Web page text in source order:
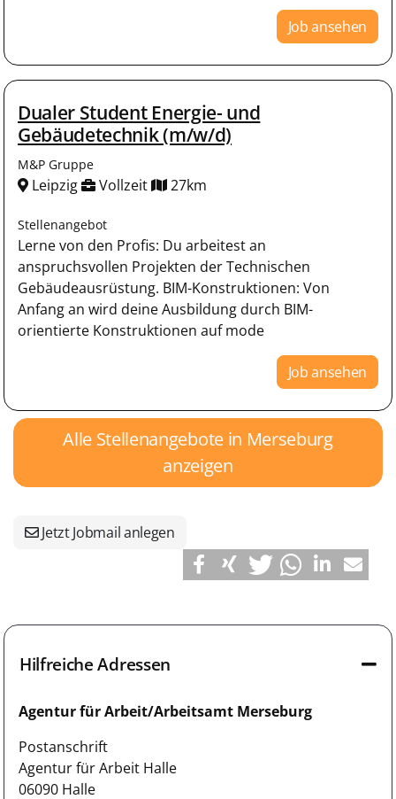
Job ansehen
Dualer Student Energie- und
Gebäudetechnik (m/w/d)
M&P Gruppe
Leipzig Vollzeit 27km
Stellenangebot
Lerne von den Profis: Du arbeitest an
anspruchsvollen Projekten der Technischen
Gebäudeausrüstung. BIM-Konstruktionen: Von
Anfang an wird deine Ausbildung durch BIM-
orientierte Konstruktionen auf mode
Job ansehen
Alle Stellenangebote in Merseburg
anzeigen
Jetzt Jobmail anlegen
Hilfreiche Adressen
Agentur für Arbeit/Arbeitsamt Merseburg
Postanschrift
Agentur für Arbeit Halle
06090 Halle